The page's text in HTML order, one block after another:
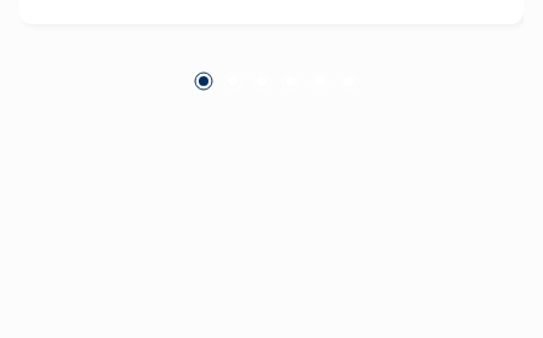
sala de jantar integradas, com layout fluido e